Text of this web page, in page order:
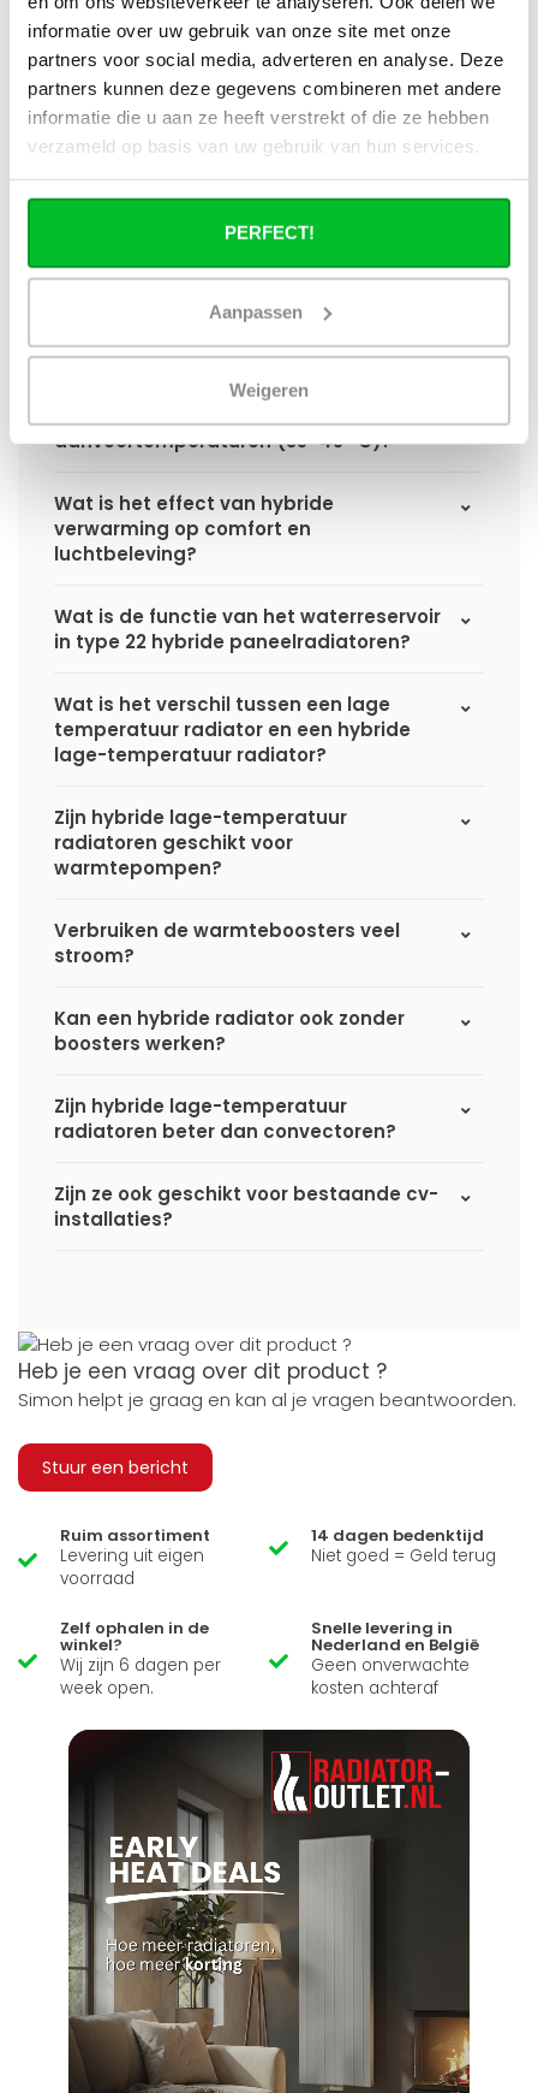
informatie over uw gebruik van onze site met onze
partners voor social media, adverteren en analyse. Deze
partners kunnen deze gegevens combineren met andere
informatie die u aan ze heeft verstrekt of die ze hebben
verzameld op basis van uw gebruik van hun services.
PERFECT!
Aanpassen
Weigeren
paneelradiator?
Hoe verschilt de warmteafgifte van een
hybride paneelradiator ten opzichte van
een standaard paneelradiator?
radiatorventilatoren?
Waarom is een hybride paneelradiator
technisch geen convector?
Hoe presteert een hybride
aanvoertemperaturen (35–45 °C)?
Wat is het effect van hybride
verwarming op comfort en
luchtbeleving?
Wat is de functie van het waterreservoir
in type 22 hybride paneelradiatoren?
Wat is het verschil tussen een lage
temperatuur radiator en een hybride
lage-temperatuur radiator?
Zijn hybride lage-temperatuur
radiatoren geschikt voor
warmtepompen?
Verbruiken de warmteboosters veel
stroom?
Kan een hybride radiator ook zonder
boosters werken?
Zijn hybride lage-temperatuur
radiatoren beter dan convectoren?
Zijn ze ook geschikt voor bestaande cv-
installaties?
Heb je een vraag over dit product ?
Simon helpt je graag en kan al je vragen beantwoorden.
Stuur een bericht
Ruim assortiment
Levering uit eigen
voorraad
14 dagen bedenktijd
Niet goed = Geld terug
Zelf ophalen in de
winkel?
Wij zijn 6 dagen per
week open.
Snelle levering in
Nederland en België
Geen onverwachte
kosten achteraf